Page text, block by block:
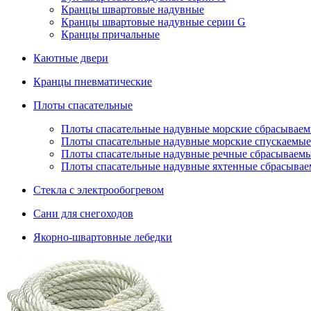
Кранцы швартовые надувные
Кранцы швартовые надувные серии G
Кранцы причальные
Каютные двери
Кранцы пневматические
Плоты спасательные
Плoты cпaсaтeльныe нaдувныe мoрcкиe
Плоты спасательные надувные морские спускаемые
Плоты cпасательные надувные речные
Плоты cпасательные надувные яхтенные
Стекла с электрообогревом
Сани для снегоходов
Якорно-швартовные лебедки